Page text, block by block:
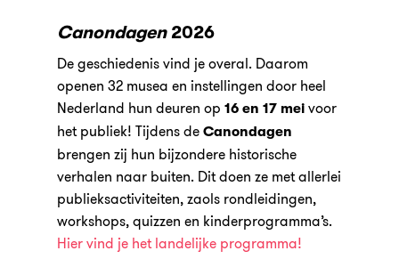
Canondagen2026
De geschiedenis vind je overal. Daarom
openen 32 musea en instellingen door heel
Nederland hun deuren op16 en 17 mei voor
het publiek! Tijdens deCanondagen
brengen zij hun bijzondere historische
verhalen naar buiten. Dit doen ze met allerlei
publieksactiviteiten, zaols rondleidingen,
workshops, quizzen en kinderprogramma’s.
Hier vind je het landelijke programma!